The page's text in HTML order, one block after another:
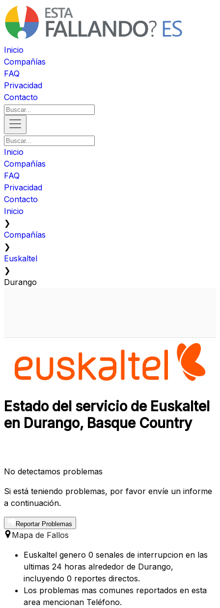
Inicio
Compañías
FAQ
Privacidad
Contacto
Inicio
Compañías
FAQ
Privacidad
Contacto
Inicio
❯
Compañías
❯
Euskaltel
❯
Durango
Estado del servicio de Euskaltel
en Durango, Basque Country
No detectamos problemas
Si está teniendo problemas, por favor envíe un informe
a continuación.
Reportar Problemas
Mapa de Fallos
Euskaltel genero 0 senales de interrupcion en las
ultimas 24 horas alrededor de Durango,
incluyendo 0 reportes directos.
Los problemas mas comunes reportados en esta
area mencionan Teléfono.